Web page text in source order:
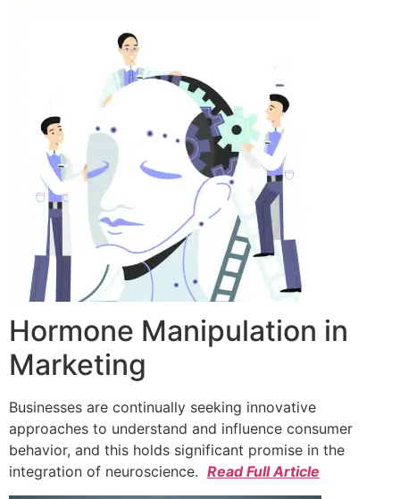
Hormone Manipulation in
Marketing
Businesses are continually seeking innovative
approaches to understand and influence consumer
behavior, and this holds significant promise in the
integration of neuroscience. Read Full Article